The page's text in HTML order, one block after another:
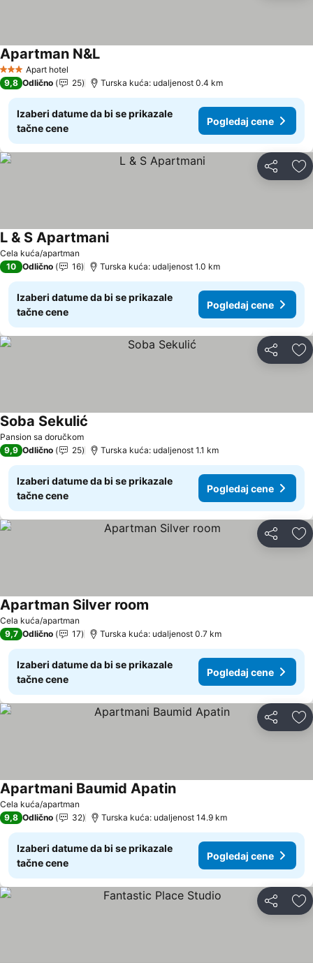
3 ZvezdiceApart hotel
Apartman N&L
9,8 Odlično 25 Turska kuća: udaljenost 0.4 km
Izaberi datume da bi se prikazale
tačne cene
Pogledaj cene
Deli
Cela kuća/apartman
L & S Apartmani
10 Odlično 16 Turska kuća: udaljenost 1.0 km
Izaberi datume da bi se prikazale
tačne cene
Pogledaj cene
Deli
Pansion sa doručkom
Soba Sekulić
9,9 Odlično 25 Turska kuća: udaljenost 1.1 km
Izaberi datume da bi se prikazale
tačne cene
Pogledaj cene
Deli
Cela kuća/apartman
Apartman Silver room
9,7 Odlično 17 Turska kuća: udaljenost 0.7 km
Izaberi datume da bi se prikazale
tačne cene
Pogledaj cene
Deli
Cela kuća/apartman
Apartmani Baumid Apatin
9,8 Odlično 32 Turska kuća: udaljenost 14.9 km
Izaberi datume da bi se prikazale
tačne cene
Pogledaj cene
Deli